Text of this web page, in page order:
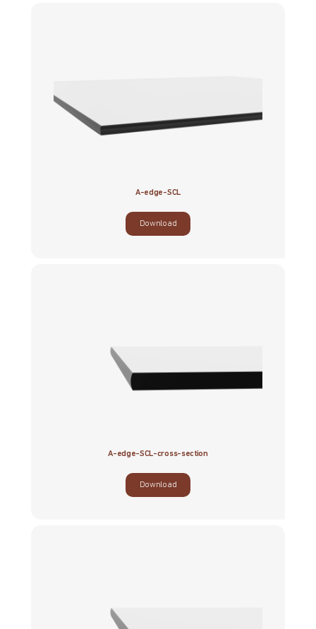
A-edge-SCL
Download
A-edge-SCL-cross-section
Download